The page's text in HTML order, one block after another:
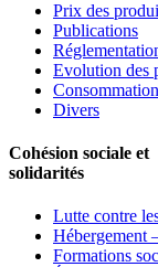
Prix des
Publications
Evolution des
Consommation
Divers
Cohésion sociale et
solidarités
Lutte contre
Hébergement
Formations